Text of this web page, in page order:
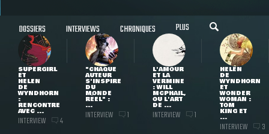
DOSSIERS INTERVIEWS CHRONIQUES PLUS
SUPERGIRL
ET
HELEN
DE
WYNDHORN
:
RENCONTRE
AVEC ...
INTERVIEW 4
"CHAQUE
AUTEUR
S'INSPIRE
DU
MONDE
RÉEL" :
...
INTERVIEW 1
L'AMOUR
ET LA
VERMINE
: WILL
MCPHAIL,
OU L'ART
DE ...
INTERVIEW 1
HELEN
DE
WYNDHORN
ET
WONDER
WOMAN :
TOM
KING ET
...
INTERVIEW 3